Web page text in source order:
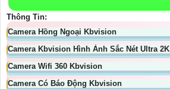
Thông Tin:
Camera Hồng Ngoại Kbvision
Camera Kbvision Hình Ảnh Sắc Nét Ultra 2K
Camera Wifi 360 Kbvision
Camera Có Báo Động Kbvision